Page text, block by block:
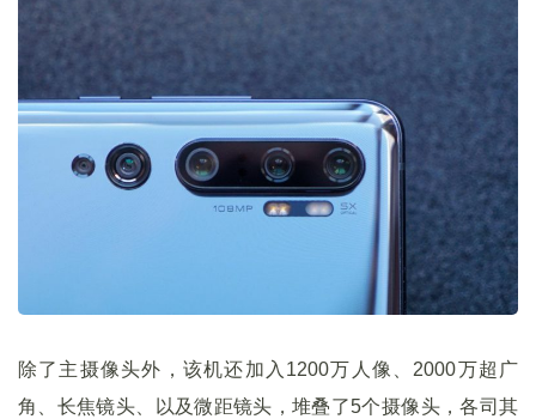
除了主摄像头外，该机还加入1200万人像、2000万超广
角、长焦镜头、以及微距镜头，堆叠了5个摄像头，各司其